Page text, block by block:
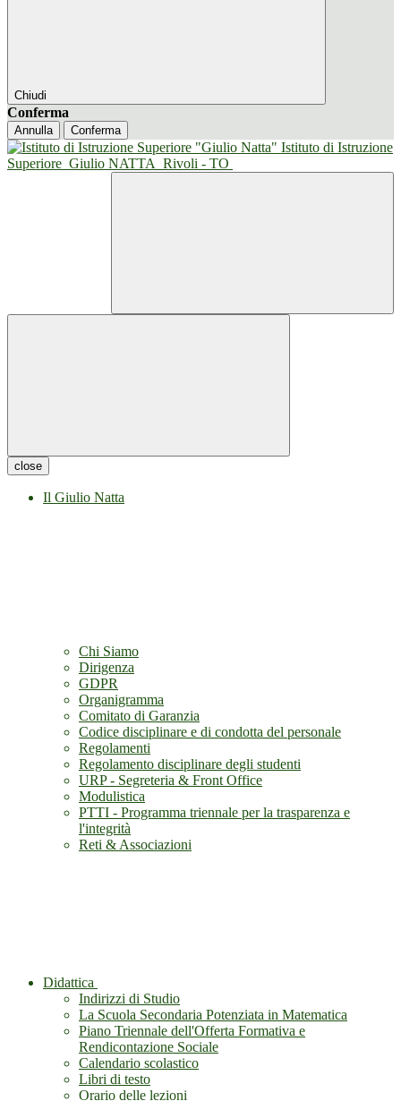
Chiudi
Conferma
Annulla Conferma
Istituto di Istruzione
Superiore Giulio NATTA Rivoli - TO
close
Il Giulio Natta
Chi Siamo
Dirigenza
GDPR
Organigramma
Comitato di Garanzia
Codice disciplinare e di condotta del personale
Regolamenti
Regolamento disciplinare degli studenti
URP - Segreteria & Front Office
Modulistica
PTTI - Programma triennale per la trasparenza e
l'integrità
Reti & Associazioni
Didattica
Indirizzi di Studio
La Scuola Secondaria Potenziata in Matematica
Piano Triennale dell'Offerta Formativa e
Rendicontazione Sociale
Calendario scolastico
Libri di testo
Orario delle lezioni